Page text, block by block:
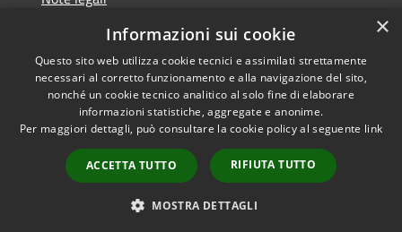
Dichiarazione di accessibilità
Accessibilità
Copyright © 2026 • Comune di
Brembate • Powered by
Municipium•
Accesso
redazione
×
Informazioni sui cookie
Questo sito web utilizza cookie tecnici e assimilati strettamente
necessari al corretto funzionamento e alla navigazione del sito,
nonché un cookie tecnico analitico al solo fine di elaborare
informazioni statistiche, aggregate e anonime.
Per maggiori dettagli, può consultare la cookie policy al seguente link
ACCETTA TUTTO RIFIUTA TUTTO
MOSTRA DETTAGLI